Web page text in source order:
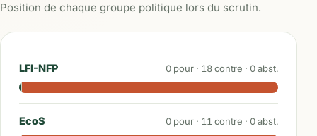
Position de chaque groupe politique lors du scrutin.
LFI-NFP 0 pour · 18contre · 0abst.
EcoS 0 pour · 11 contre · 0abst.